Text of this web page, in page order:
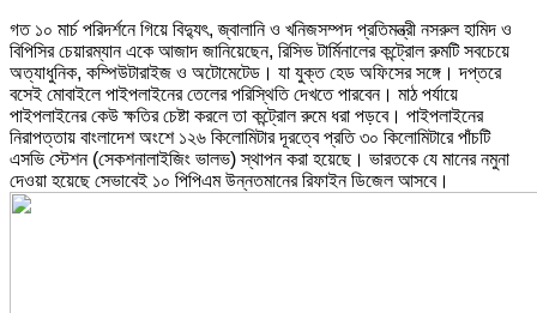
গত ১০ মার্চ পরিদর্শনে গিয়ে বিদ্যুৎ, জ্বালানি ও খনিজসম্পদ প্রতিমন্ত্রী নসরুল হামিদ ও
বিপিসির চেয়ারম্যান একে আজাদ জানিয়েছেন, রিসিভ টার্মিনালের কন্ট্রোল রুমটি সবচেয়ে
অত্যাধুনিক, কম্পিউটারাইজ ও অটোমেটেড। যা যুক্ত হেড অফিসের সঙ্গে। দপ্তরে
বসেই মোবাইলে পাইপলাইনের তেলের পরিস্থিতি দেখতে পারবেন। মাঠ পর্যায়ে
পাইপলাইনের কেউ ক্ষতির চেষ্টা করলে তা কন্ট্রোল রুমে ধরা পড়বে। পাইপলাইনের
নিরাপত্তায় বাংলাদেশ অংশে ১২৬ কিলোমিটার দূরত্বে প্রতি ৩০ কিলোমিটারে পাঁচটি
এসভি স্টেশন (সেকশনালাইজিং ভালভ) স্থাপন করা হয়েছে। ভারতকে যে মানের নমুনা
দেওয়া হয়েছে সেভাবেই ১০ পিপিএম উন্নতমানের রিফাইন ডিজেল আসবে।